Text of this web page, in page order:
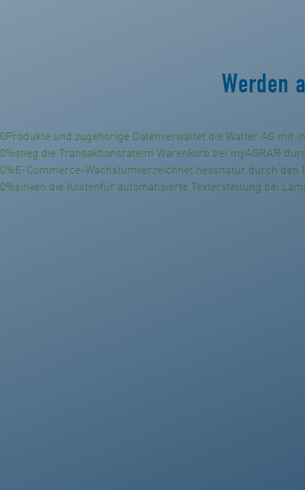
Werden
0Produkte und zugehörige Datenverwaltet die Walter AG mit
0%stieg die Transaktionsrateim Warenkorb bei myAGRAR
0%E-Commerce-Wachstumverzeichnet hessnatur durch den
0%sinken die Kostenfür automatisierte Texterstellung bei